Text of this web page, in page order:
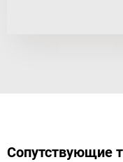
Сопутствующие